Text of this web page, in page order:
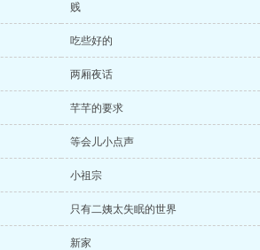
贱
吃些好的
两厢夜话
芊芊的要求
等会儿小点声
小祖宗
只有二姨太失眠的世界
新家